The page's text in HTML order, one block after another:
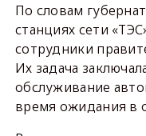
По словам
станциях сети
сотрудники
Их задача
обслуживание
время ожидания в